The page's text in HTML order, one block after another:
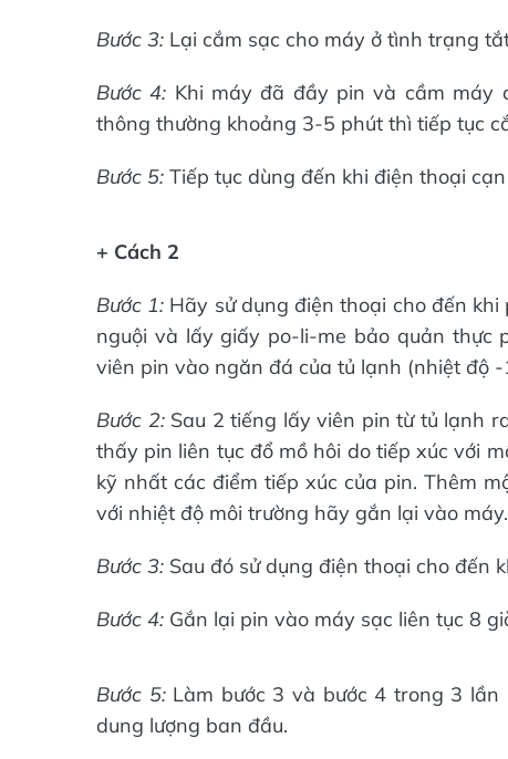
Bước 3: Lại cắm sạc cho máy ở tình trạng
Bước 4: Khi máy đã đầy pin và cầm máy
thông thường khoảng 3-5 phút thì tiếp tục
Bước 5: Tiếp tục dùng đến khi điện thoại
+ Cách 2
Bước 1: Hãy sử dụng điện thoại cho đến
nguội và lấy giấy po-li-me bảo quản thực
viên pin vào ngăn đá của tủ lạnh (nhiệt độ
Bước 2: Sau 2 tiếng lấy viên pin từ tủ lạnh
thấy pin liên tục đổ mồ hôi do tiếp xúc với
kỹ nhất các điểm tiếp xúc của pin. Thêm
với nhiệt độ môi trường hãy gắn lại vào máy.
Bước 3: Sau đó sử dụng điện thoại cho đến
Bước 4: Gắn lại pin vào máy sạc liên tục 8
Bước 5: Làm bước 3 và bước 4 trong 3
dung lượng ban đầu.